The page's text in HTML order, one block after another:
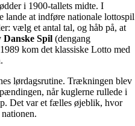
i 1900-tallets midte. I
lande at indføre nationale lottospil
vælg et antal tal, og håb på, at
Danske Spil (dengang
kom det klassiske Lotto med
lørdagsrutine. Trækningen blev
når kuglerne rullede i
Det var et fælles øjeblik, hvor